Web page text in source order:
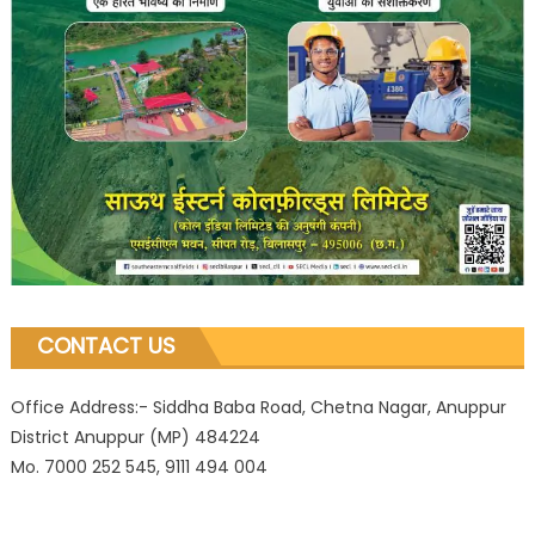
CONTACT US
Office Address:- Siddha Baba Road, Chetna Nagar, Anuppur
District Anuppur (MP) 484224
Mo. 7000 252 545, 9111 494 004